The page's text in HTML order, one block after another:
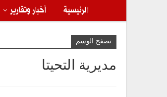
الرئيسية أخبار وتقارير
تصفح الوسم
مديرية التحيتا